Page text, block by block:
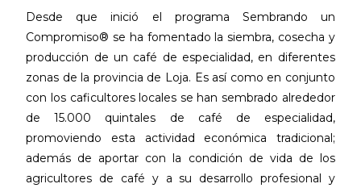
Desde que inició el programa Sembrando un
Compromiso® se ha fomentado la siembra, cosecha y
producción de un café de especialidad, en diferentes
zonas de la provincia de Loja. Es así como en conjunto
con los caficultores locales se han sembrado alrededor
de 15.000 quintales de café de especialidad,
promoviendo esta actividad económica tradicional;
además de aportar con la condición de vida de los
agricultores de café y a su desarrollo profesional y